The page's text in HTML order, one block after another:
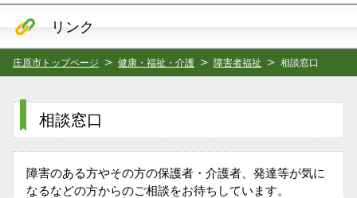
リンク
庄原市トップページ 健康・福祉・介護 障害者福祉 相談窓口
相談窓口
障害のある方やその方の保護者・介護者、発達等が気に
なるなどの方からのご相談をお待ちしています。